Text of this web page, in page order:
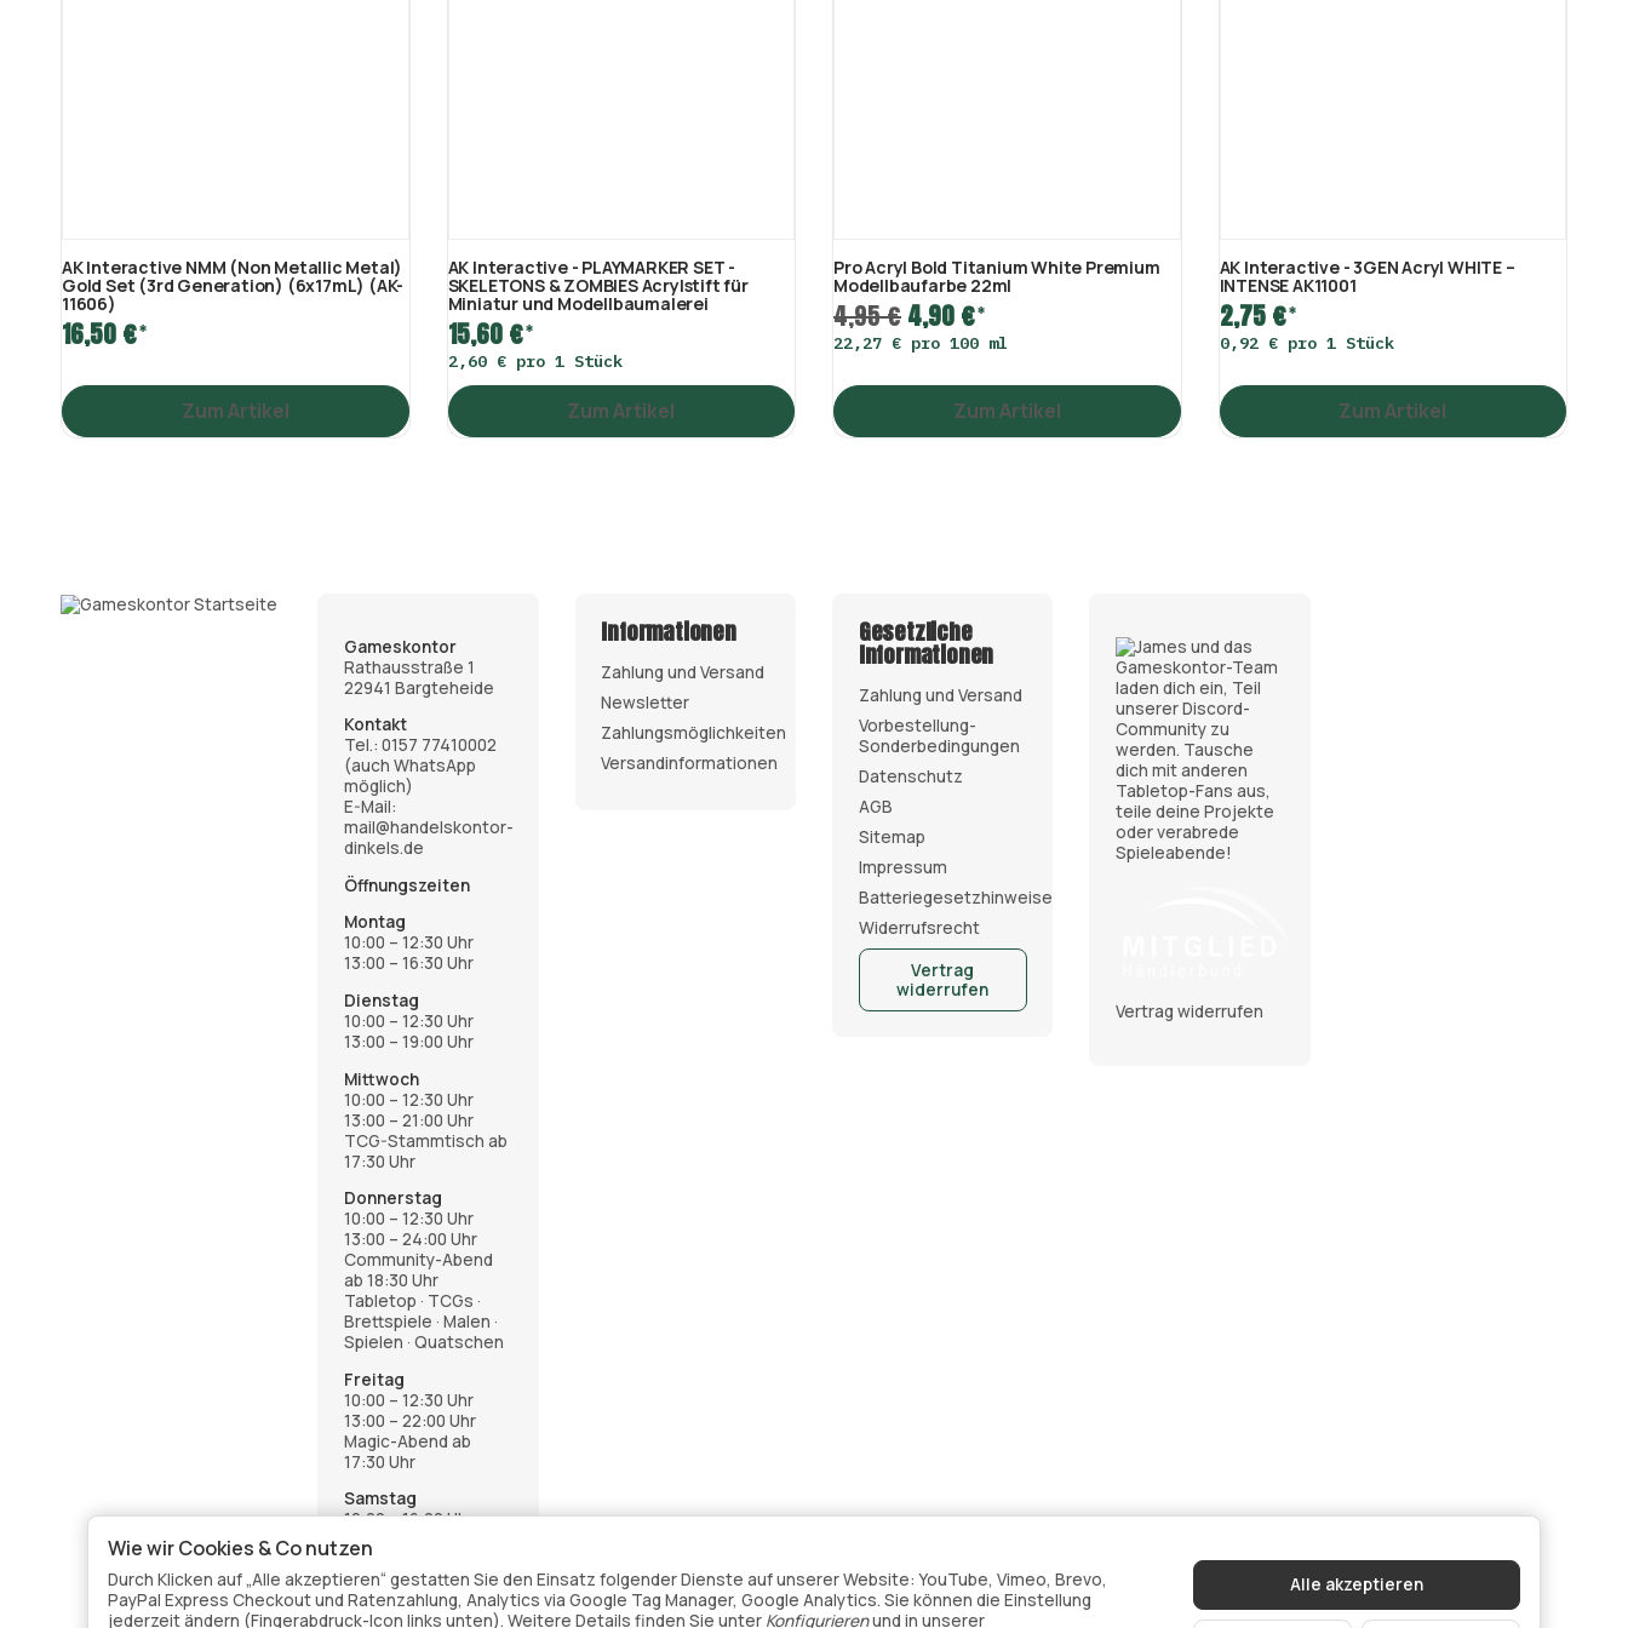
AK Interactive NMM (Non Metallic Metal)
Gold Set (3rd Generation) (6x17mL) (AK-
11606)
16,50 €*
Zum Artikel
AK Interactive - PLAYMARKER SET -
SKELETONS & ZOMBIES Acrylstift für
Miniatur und Modellbaumalerei
15,60 €*
2,60 € pro 1 Stück
Zum Artikel
Pro Acryl Bold Titanium White Premium
Modellbaufarbe 22ml
4,95 €4,90 €*
22,27 € pro 100 ml
Zum Artikel
AK Interactive - 3GEN Acryl WHITE –
INTENSE AK11001
2,75 €*
0,92 € pro 1 Stück
Zum Artikel
Gameskontor
Rathausstraße 1
22941 Bargteheide
Kontakt
Tel.:0157 77410002
(auch WhatsApp
möglich)
E-Mail:
mail@handelskontor-
dinkels.de
Öffnungszeiten
Montag
10:00 – 12:30 Uhr
13:00 – 16:30 Uhr
Dienstag
10:00 – 12:30 Uhr
13:00 – 19:00 Uhr
Mittwoch
10:00 – 12:30 Uhr
13:00 – 21:00 Uhr
TCG-Stammtisch ab
17:30 Uhr
Donnerstag
10:00 – 12:30 Uhr
13:00 – 24:00 Uhr
Community-Abend
ab 18:30 Uhr
Tabletop · TCGs ·
Brettspiele · Malen ·
Spielen · Quatschen
Freitag
10:00 – 12:30 Uhr
13:00 – 22:00 Uhr
Magic-Abend ab
17:30 Uhr
Samstag
12:00 – 16:00 Uhr
Anmeldung über die
Events-Seite im
Shop
Informationen
Zahlung und Versand
Newsletter
Zahlungsmöglichkeiten
Versandinformationen
Gesetzliche
Informationen
Zahlung und Versand
Vorbestellung-
Sonderbedingungen
Datenschutz
AGB
Sitemap
Impressum
Batteriegesetzhinweise
Widerrufsrecht
Vertrag
widerrufen
Vertrag widerrufen
Alle akzeptieren
Wie wir Cookies & Co nutzen
Durch Klicken auf „Alle akzeptieren“ gestatten Sie den Einsatz folgender Dienste auf unserer Website: YouTube, Vimeo, Brevo,
PayPal Express Checkout und Ratenzahlung, Analytics via Google Tag Manager, Google Analytics. Sie können die Einstellung
jederzeit ändern (Fingerabdruck-Icon links unten). Weitere Details finden Sie unter Konfigurierenund in unserer